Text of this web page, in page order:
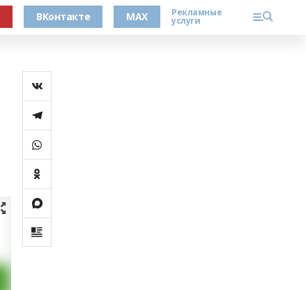
ВКонтакте MAX Рекламные
услуги